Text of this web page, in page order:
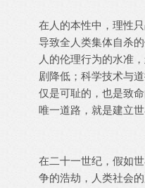
在人的本性中，理性
导致全人类集体自杀
人的伦理行为的水准
剧降低；科学技术与
仅是可耻的，也是致
唯一道路，就是建立世
在二十一世纪，假如
争的浩劫，人类社会